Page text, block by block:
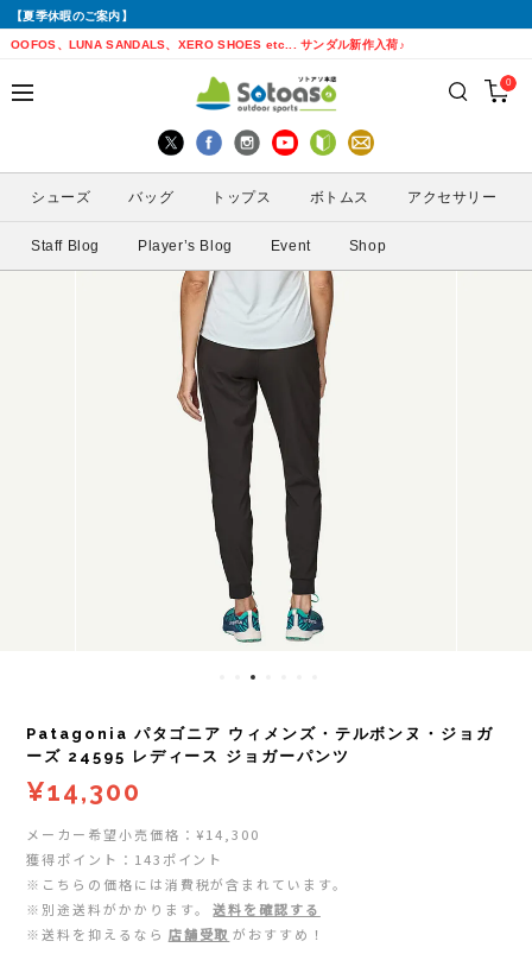
【夏季休暇のご案内】
OOFOS、LUNA SANDALS、XERO SHOES etc... サンダル新作入荷♪
戻る
シューズから探す
トレイルランニングシューズ
ランニングシューズ
戻る
トップスから探す
シェル・レインウェア
シャツ
戻る
ボトムスから探す
ショートパンツ
ロングパンツ
戻る
バッグから探す
トレランザック
バックパック
戻る
アクセサリーから探す
キャップ・ハット
ソックス
ストックポール
戻る
ブランドから探す
ACTIVE YOHKAN(アクティブようかん)
ATHLETUNE(アスリチューン)
BananaGO(バナナゴー)
HoneyAction(ハニーアクション)
PUREPALA(ピュアパラ)
SAMURAI GEL(サムライジェル)
Shonai Special(ショウナイスペシャル)
戻る
ブランドから探す
Amazfit(アマズフィット)
BAUERFEIND(バウアーファインド)
CHAORAS(チャオラス)
Columbia・Montrail(コロンビア・モント
COMPRESSPORT(コンプレスポーツ)
DYNAFIT(ディナフィット)
FEELCAP(フィールキャップ)
戻る
性別から探す
レディース
0
シューズ バッグ トップス ボトムス アクセサリー
Staff Blog Player’s Blog Event Shop
Patagonia パタゴニア ウィメンズ・テルボンヌ・ジョガ
ーズ 24595 レディース ジョガーパンツ
¥14,300
メーカー希望小売価格：¥14,300
獲得ポイント：143ポイント
※こちらの価格には消費税が含まれています。
※別途送料がかかります。
送料を確認する
※送料を抑えるなら 店舗受取 がおすすめ！